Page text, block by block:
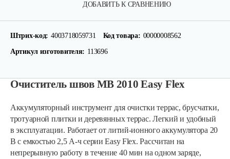
ДОБАВИТЬ К СРАВНЕНИЮ
Штрих-код: 4003718059731 Код товара: 00000008562
Артикул изготовителя: 113696
Очиститель швов МВ 2010 Easy Flex
Аккумуляторный инструмент для очистки террас, брусчатки,
тротуарной плитки и деревянных террас. Легкий и удобный
в эксплуатации. Работает от литий-ионного аккумулятора 20
В с емкостью 2,5 А-ч серии Easy Flex. Рассчитан на
непрерывную работу в течение 40 мин на одном заряде,